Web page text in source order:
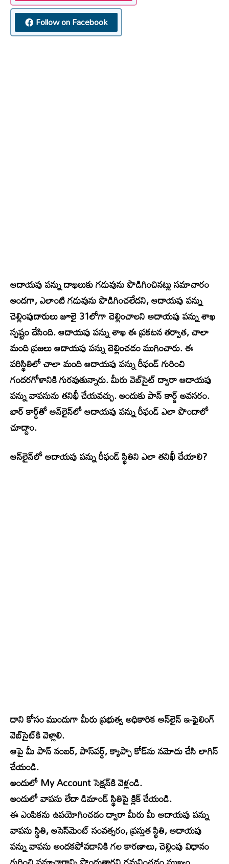
Follow on Facebook
ఆదాయపు పన్ను దాఖలుకు గడువును పొడిగించినట్లు సమాచారం
అందగా, ఎలాంటి గడువును పొడిగించలేదని, ఆదాయపు పన్ను
చెల్లింపుదారులు జూలై 31లోగా చెల్లించాలని ఆదాయపు పన్ను శాఖ
స్పష్టం చేసింది. ఆదాయపు పన్ను శాఖ ఈ ప్రకటన తర్వాత, చాలా
మంది ప్రజలు ఆదాయపు పన్ను చెల్లించడం ముగించారు. ఈ
పరిస్థితిలో చాలా మంది ఆదాయపు పన్ను రీఫండ్ గురించి
గందరగోళానికి గురవుతున్నారు. మీరు వెబ్‌సైట్ ద్వారా ఆదాయపు
పన్ను వాపసును తనిఖీ చేయవచ్చు. అందుకు పాన్ కార్డ్ అవసరం.
బార్ కార్డ్‌తో ఆన్‌లైన్‌లో ఆదాయపు పన్ను రీఫండ్ ఎలా పొందాలో
చూద్దాం.
ఆన్‌లైన్‌లో ఆదాయపు పన్ను రీఫండ్ స్థితిని ఎలా తనిఖీ చేయాలి?
దాని కోసం ముందుగా మీరు ప్రభుత్వ అధికారిక ఆన్‌లైన్ ఇ-ఫైలింగ్
వెబ్‌సైట్‌కి వెళ్లాలి.
ఆపై మీ పాన్ నంబర్, పాస్‌వర్డ్, క్యాప్చా కోడ్‌ను నమోదు చేసి లాగిన్
చేయండి.
అందులో My Account సెక్షన్‌కి వెళ్లండి.
అందులో వాపసు లేదా డిమాండ్ స్థితిపై క్లిక్ చేయండి.
ఈ ఎంపికను ఉపయోగించడం ద్వారా మీరు మీ ఆదాయపు పన్ను
వాపసు స్థితి, అసెస్‌మెంట్ సంవత్సరం, ప్రస్తుత స్థితి, ఆదాయపు
పన్ను వాపసు అందకపోవడానికి గల కారణాలు, చెల్లింపు విధానం